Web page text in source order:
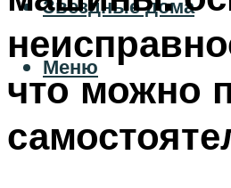
Звездные дома
Меню
что можно